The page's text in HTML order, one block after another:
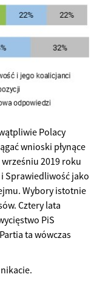
Polacy
wnioski płynące
2019 roku
Sprawiedliwość jako
Wybory istotnie
Cztery lata
PiS
ta wówczas